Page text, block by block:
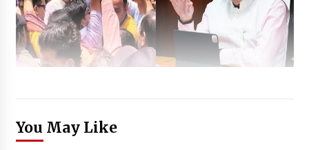
You May Like